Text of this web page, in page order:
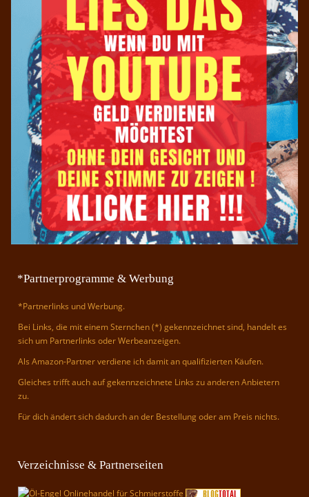
*Partnerprogramme & Werbung
*Partnerlinks und Werbung.
Bei Links, die mit einem Sternchen (*) gekennzeichnet sind, handelt es
sich um Partnerlinks oder Werbeanzeigen.
Als Amazon-Partner verdiene ich damit an qualifizierten Käufen.
Gleiches trifft auch auf gekennzeichnete Links zu anderen Anbietern
zu.
Für dich ändert sich dadurch an der Bestellung oder am Preis nichts.
Verzeichnisse & Partnerseiten